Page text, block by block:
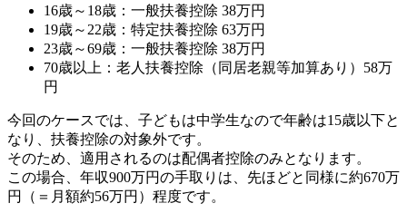
16歳～18歳：一般扶養控除 38万円
19歳～22歳：特定扶養控除 63万円
23歳～69歳：一般扶養控除 38万円
70歳以上：老人扶養控除（同居老親等加算あり）58万
円
今回のケースでは、子どもは中学生なので年齢は15歳以下と
なり、扶養控除の対象外です。
そのため、適用されるのは配偶者控除のみとなります。
この場合、年収900万円の手取りは、先ほどと同様に約670万
円（＝月額約56万円）程度です。